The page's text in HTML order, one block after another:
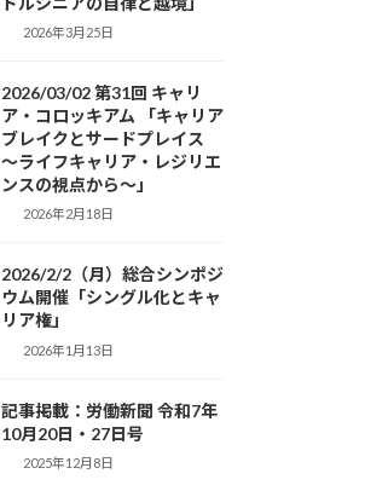
2026年3月25日
2026/03/02 第31回 キャリ
ア・コロッキアム 「キャリア
ブレイクとサードプレイス
～ライフキャリア・レジリエ
ンスの視点から～」
2026年2月18日
2026/2/2（月）総合シンポジ
ウム開催「シングル化とキャ
リア権」
2026年1月13日
記事掲載：労働新聞 令和7年
10月20日・27日号
2025年12月8日